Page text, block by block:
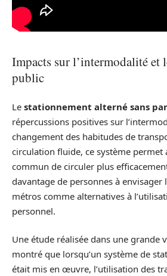
Impacts sur l’intermodalité et
public
Le stationnement alterné sans
répercussions positives sur
changement des habitudes de
circulation fluide, ce système permet
commun de circuler plus
davantage de personnes à envisager
métros comme alternatives à
personnel.
Une étude réalisée dans une grande
montré que lorsqu’un système de
était mis en œuvre, l’utilisation des